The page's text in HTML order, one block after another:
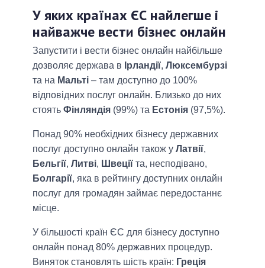
У яких країнах ЄС найлегше і
найважче вести бізнес онлайн
Запустити і вести бізнес онлайн найбільше
дозволяє держава в Ірландії, Люксембурзі
та на Мальті – там доступно до 100%
відповідних послуг онлайн. Близько до них
стоять Фінляндія (99%) та Естонія (97,5%).
Понад 90% необхідних бізнесу державних
послуг доступно онлайн також у Латвії,
Бельгії, Литві, Швеції та, несподівано,
Болгарії, яка в рейтингу доступних онлайн
послуг для громадян займає передостаннє
місце.
У більшості країн ЄС для бізнесу доступно
онлайн понад 80% державних процедур.
Виняток становлять шість країн: Греція